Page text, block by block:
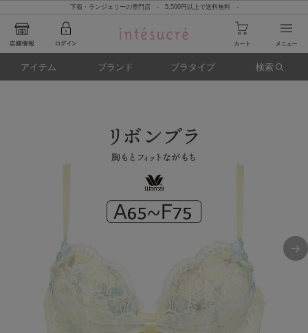
下着・ランジェリーの専門店 - 5,500円以上で送料無料 -
アイテム ブランド ブラタイプ 検索